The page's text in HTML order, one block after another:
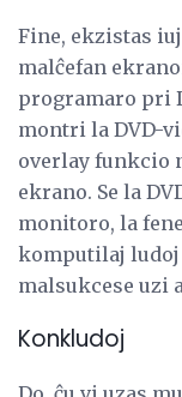
Fine, ekzistas
malĉefan
programaro pri
montri la DVD-
overlay funkcio
ekrano. Se la
monitoro, la
komputilaj
malsukcese uzi
Konkludoj